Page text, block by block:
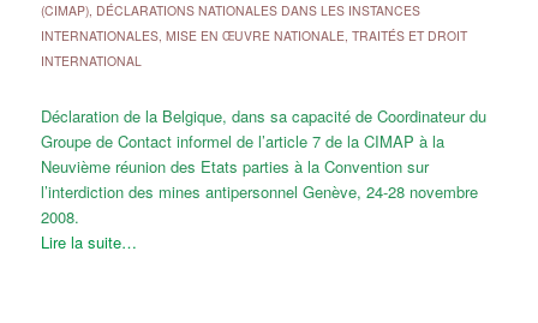
(CIMAP), DÉCLARATIONS NATIONALES DANS LES INSTANCES
INTERNATIONALES, MISE EN ŒUVRE NATIONALE, TRAITÉS ET DROIT
INTERNATIONAL
Déclaration de la Belgique, dans sa capacité de Coordinateur du
Groupe de Contact informel de l’article 7 de la CIMAP à la
Neuvième réunion des Etats parties à la Convention sur
l’interdiction des mines antipersonnel Genève, 24-28 novembre
2008.
Lire la suite…